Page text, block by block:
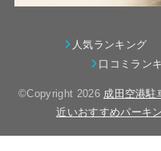
人気ランキング
口コミラン
©Copyright 2026 成田空港駐
近いおすすめパーキ